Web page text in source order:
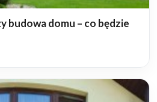
budowa domu – co będzie